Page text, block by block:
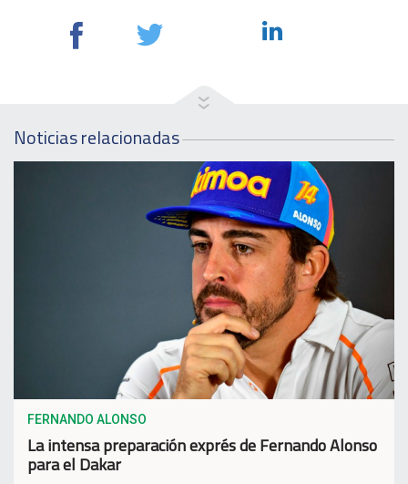
Noticias relacionadas
FERNANDO ALONSO
La intensa preparación exprés de Fernando Alonso
para el Dakar